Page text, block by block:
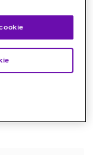
nos
chřipce.